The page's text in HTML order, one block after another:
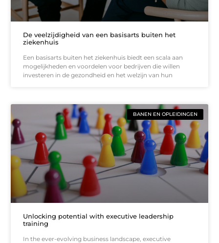
De veelzijdigheid van een basisarts buiten het
ziekenhuis
Een basisarts buiten het ziekenhuis biedt een scala aan
mogelijkheden en voordelen voor bedrijven die willen
investeren in de gezondheid en het welzijn van hun
BANEN EN OPLEIDINGEN
Unlocking potential with executive leadership
training
In the ever-evolving business landscape, executive